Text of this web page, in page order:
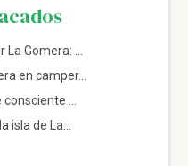
Gomera: ...
en camper...
...
isla de La...